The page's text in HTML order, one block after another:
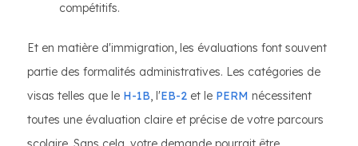
compétitifs.
Et en matière d'immigration, les évaluations font souvent
partie des formalités administratives. Les catégories de
visas telles que le H-1B, l'EB-2 et le PERM nécessitent
toutes une évaluation claire et précise de votre parcours